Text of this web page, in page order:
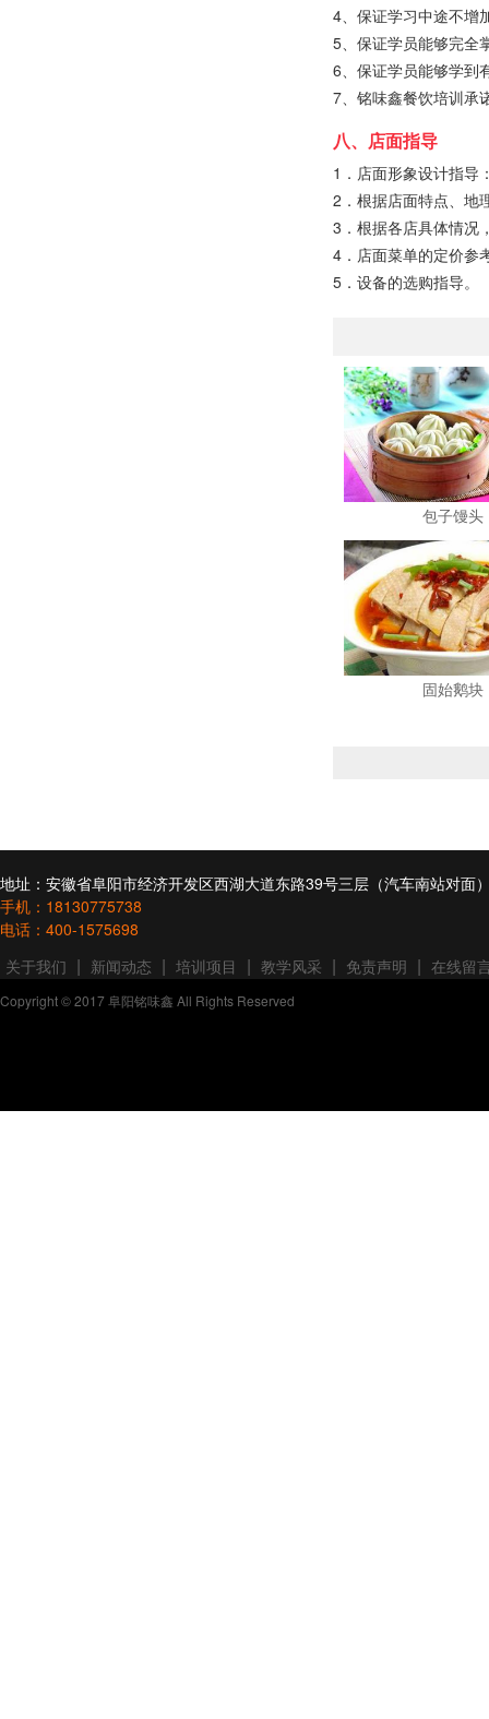
4、保证学习中途不增
5、保证学员能够完全
6、保证学员能够学到
7、铭味鑫餐饮培训承
八、店面指导
1．店面形象设计指导
2．根据店面特点、地
3．根据各店具体情况
4．店面菜单的定价参
5．设备的选购指导。
包子馒头
固始鹅块
地址：安徽省阜阳市经济开发区西湖大道东路39号三层（汽车南站对面
手机：18130775738
电话：400-1575698
关于我们 | 新闻动态 | 培训项目 | 教学风采 | 免责声明 | 在线留
Copyright © 2017 阜阳铭味鑫 All Rights Reserved